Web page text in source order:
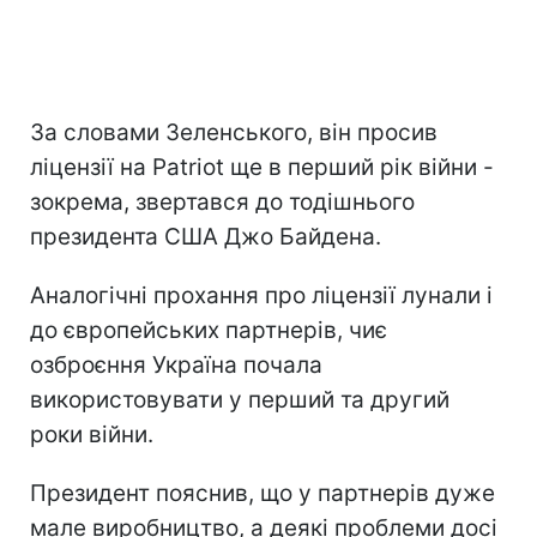
За словами Зеленського, він просив
ліцензії на Patriot ще в перший рік війни -
зокрема, звертався до тодішнього
президента США Джо Байдена.
Аналогічні прохання про ліцензії лунали і
до європейських партнерів, чиє
озброєння Україна почала
використовувати у перший та другий
роки війни.
Президент пояснив, що у партнерів дуже
мале виробництво, а деякі проблеми досі